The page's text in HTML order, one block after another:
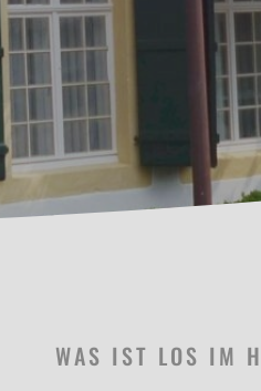
WAS IST LOS IM